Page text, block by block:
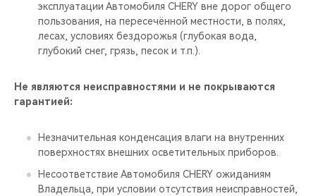
эксплуатации Автомобиля CHERY вне дорог общего
пользования, на пересечённой местности, в полях,
лесах, условиях бездорожья (глубокая вода,
глубокий снег, грязь, песок и т.п.).
Не являются неисправностями и не покрываются
гарантией:
Незначительная конденсация влаги на внутренних
поверхностях внешних осветительных приборов.
Несоответствие Автомобиля CHERY ожиданиям
Владельца, при условии отсутствия неисправностей,